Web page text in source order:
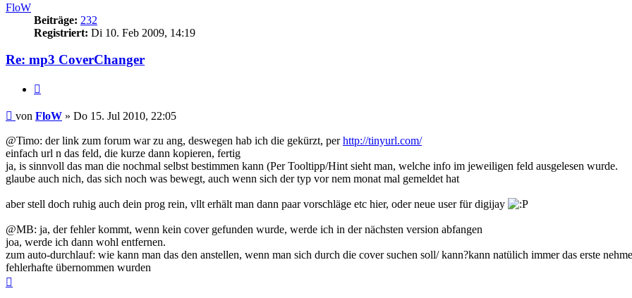
FloW
Beiträge: 232
Registriert: Di 10. Feb 2009, 14:19
Re: mp3 CoverChanger
Beitrag
von FloW » Do 15. Jul 2010, 22:05
@Timo: der link zum forum war zu ang, deswegen hab ich die gekürzt, perhttp://tinyurl.com/
einfach url n das feld, die kurze dann kopieren, fertig
ja, is sinnvoll das man die nochmal selbst bestimmen kann (Per Tooltipp/Hint sieht man, welche info im jeweiligen feld ausgelesen wurde.
glaube auch nich, das sich noch was bewegt, auch wenn sich der typ vor nem monat mal gemeldet hat
aber stell doch ruhig auch dein prog rein, vllt erhält man dann paar vorschläge etc hier, oder neue user für digijay
@MB: ja, der fehler kommt, wenn kein cover gefunden wurde, werde ich in der nächsten version abfangen
joa, werde ich dann wohl entfernen.
zum auto-durchlauf: wie kann man das den anstellen, wenn man sich durch die cover suchen soll/ kann?kann natülich immer das erste
fehlerhafte übernommen wurden